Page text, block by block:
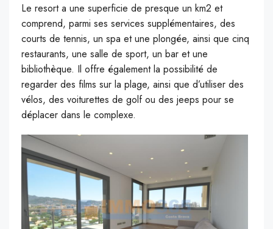
Le resort a une superficie de presque un km2 et
comprend, parmi ses services supplémentaires, des
courts de tennis, un spa et une plongée, ainsi que cinq
restaurants, une salle de sport, un bar et une
bibliothèque. Il offre également la possibilité de
regarder des films sur la plage, ainsi que d’utiliser des
vélos, des voiturettes de golf ou des jeeps pour se
déplacer dans le complexe.